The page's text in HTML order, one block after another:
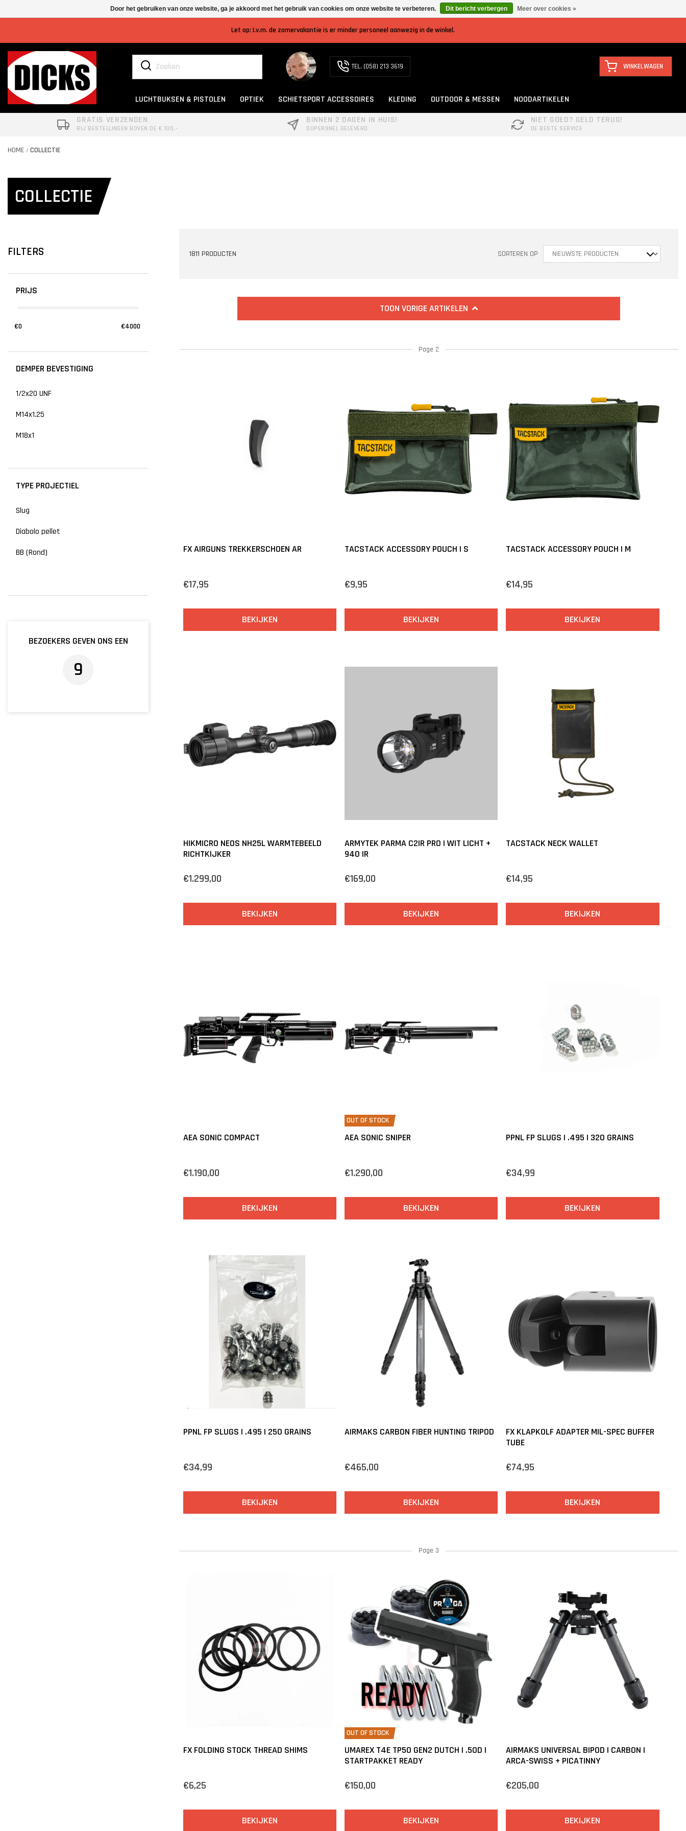
Let op: I.v.m. de zomervakantie is er minder personeel aanwezig in de winkel.
TEL. (058) 213 3619 WINKELWAGEN
LUCHTBUKSEN & PISTOLEN OPTIEK SCHIETSPORT ACCESSOIRES KLEDING OUTDOOR & MESSEN
NOODARTIKELEN
GRATIS VERZENDEN
BIJ BESTELLINGEN BOVEN DE € 100,-
BINNEN 2 DAGEN IN HUIS!
SUPERSNEL GELEVERD
NIET GOED? GELD TERUG!
DE BESTE SERVICE
HOME / COLLECTIE
COLLECTIE
FILTERS
PRIJS
€0 €4000
DEMPER BEVESTIGING
1/2x20 UNF
M14x1.25
M18x1
TYPE PROJECTIEL
Slug
Diabolo pellet
BB (Rond)
BEZOEKERS GEVEN ONS EEN
9
1811 PRODUCTEN SORTEREN OP
TOON VORIGE ARTIKELEN
Page 2
FX AIRGUNS TREKKERSCHOEN AR
€17,95
BEKIJKEN
TACSTACK ACCESSORY POUCH | S
€9,95
BEKIJKEN
TACSTACK ACCESSORY POUCH | M
€14,95
BEKIJKEN
HIKMICRO NEOS NH25L WARMTEBEELD
RICHTKIJKER
€1.299,00
BEKIJKEN
ARMYTEK PARMA C2IR PRO | WIT LICHT +
940 IR
€169,00
BEKIJKEN
TACSTACK NECK WALLET
€14,95
BEKIJKEN
AEA SONIC COMPACT
€1.190,00
BEKIJKEN
OUT OF STOCK
AEA SONIC SNIPER
€1.290,00
BEKIJKEN
PPNL FP SLUGS | .495 | 320 GRAINS
€34,99
BEKIJKEN
PPNL FP SLUGS | .495 | 250 GRAINS
€34,99
BEKIJKEN
AIRMAKS CARBON FIBER HUNTING TRIPOD
€465,00
BEKIJKEN
FX KLAPKOLF ADAPTER MIL-SPEC BUFFER
TUBE
€74,95
BEKIJKEN
Page 3
FX FOLDING STOCK THREAD SHIMS
€6,25
BEKIJKEN
OUT OF STOCK
UMAREX T4E TP50 GEN2 DUTCH | .50D |
STARTPAKKET READY
€150,00
BEKIJKEN
AIRMAKS UNIVERSAL BIPOD | CARBON |
ARCA-SWISS + PICATINNY
€205,00
BEKIJKEN
Door het gebruiken van onze website, ga je akkoord met het gebruik van cookies om onze website te verbeteren. Dit bericht verbergen Meer over cookies »